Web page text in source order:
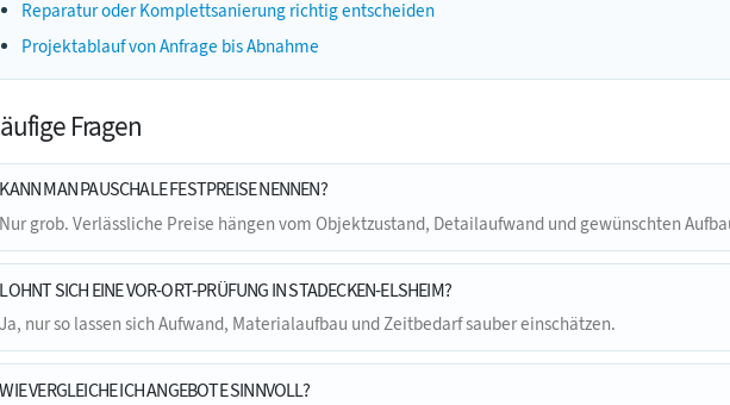
Reparatur oder Komplettsanierung richtig entscheiden
Projektablauf von Anfrage bis Abnahme
Fragen
KANN MAN PAUSCHALE FESTPREISE NENNEN?
Nur grob. Verlässliche Preise hängen vom Objektzustand, Detailaufwand und gewünschten
LOHNT SICH EINE VOR-ORT-PRÜFUNG IN STADECKEN-ELSHEIM?
Ja, nur so lassen sich Aufwand, Materialaufbau und Zeitbedarf sauber einschätzen.
WIE VERGLEICHE ICH ANGEBOTE SINNVOLL?